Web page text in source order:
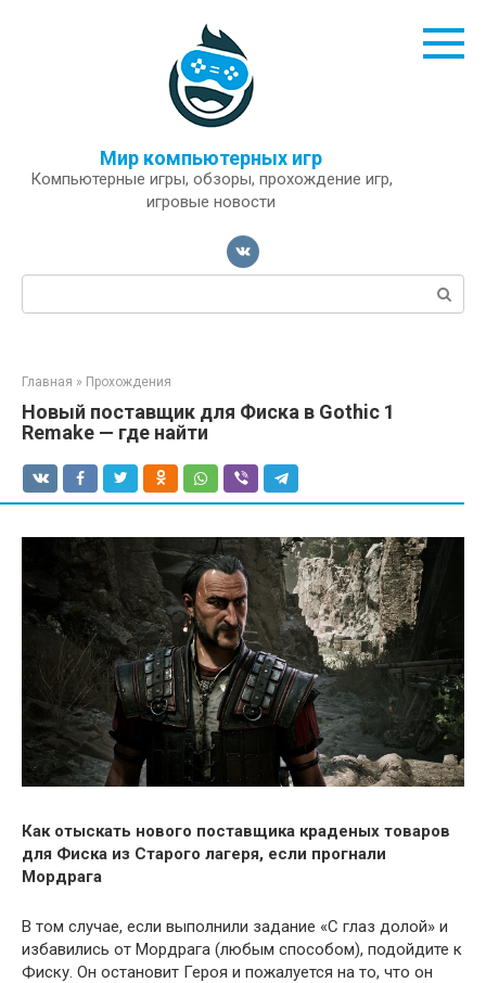
Мир компьютерных игр
Компьютерные игры, обзоры, прохождение игр,
игровые новости
Поиск:
Главная » Прохождения
Новый поставщик для Фиска в Gothic 1
Remake — где найти
Как отыскать нового поставщика краденых товаров
для Фиска из Старого лагеря, если прогнали
Мордрага
В том случае, если выполнили задание «С глаз долой» и
избавились от Мордрага (любым способом), подойдите к
Фиску. Он остановит Героя и пожалуется на то, что он